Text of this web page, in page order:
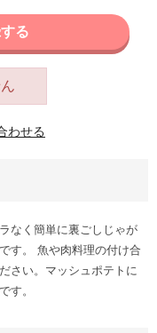
る
わせる
なく簡単に裏ごしじゃが
す。 魚や肉料理の付け合
さい。マッシュポテトに
す。